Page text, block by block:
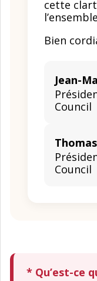
cette
Bien
Jean-
Council
Council
* Qu’est-ce